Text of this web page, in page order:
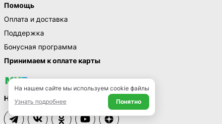
Помощь
Оплата и доставка
Поддержка
Бонусная программа
Принимаем к оплате карты
Наши социальные сети
На нашем сайте мы используем cookie файлы
Узнать подробнее
Понятно